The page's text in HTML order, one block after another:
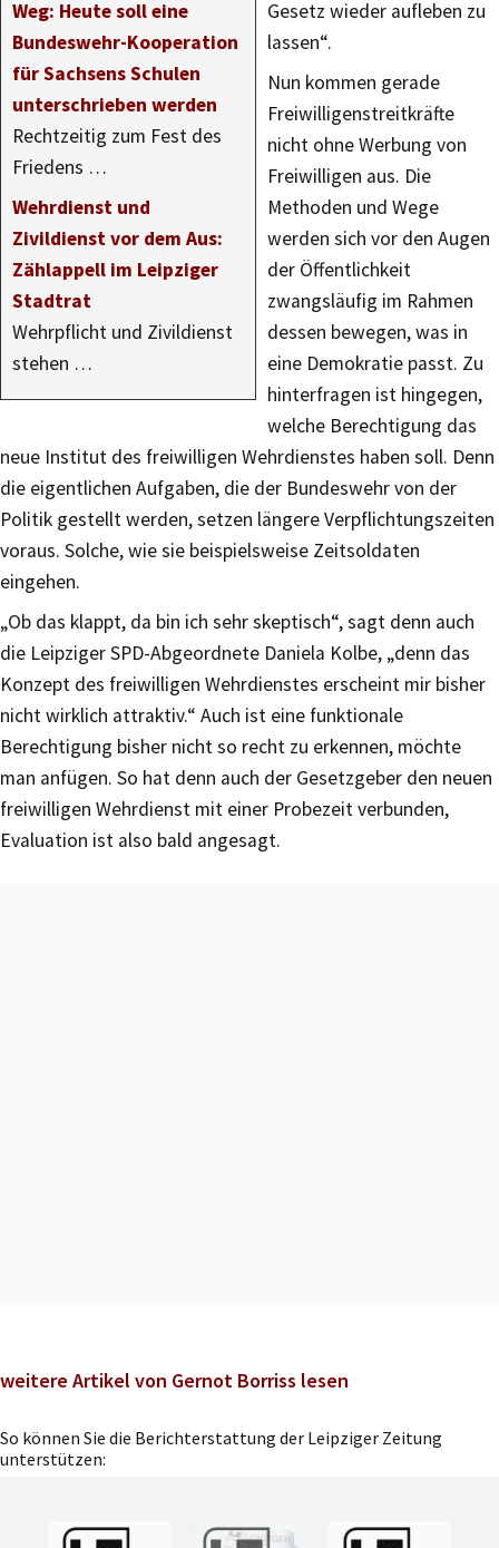
Weg: Heute soll eine
Bundeswehr-Kooperation
für Sachsens Schulen
unterschrieben werden
Rechtzeitig zum Fest des
Friedens …
Wehrdienst und
Zivildienst vor dem Aus:
Zählappell im Leipziger
Stadtrat
Wehrpflicht und Zivildienst
stehen …
Gesetz wieder aufleben zu
lassen“.
Nun kommen gerade
Freiwilligenstreitkräfte
nicht ohne Werbung von
Freiwilligen aus. Die
Methoden und Wege
werden sich vor den Augen
der Öffentlichkeit
zwangsläufig im Rahmen
dessen bewegen, was in
eine Demokratie passt. Zu
hinterfragen ist hingegen,
welche Berechtigung das
neue Institut des freiwilligen Wehrdienstes haben soll. Denn
die eigentlichen Aufgaben, die der Bundeswehr von der
Politik gestellt werden, setzen längere Verpflichtungszeiten
voraus. Solche, wie sie beispielsweise Zeitsoldaten
eingehen.
„Ob das klappt, da bin ich sehr skeptisch“, sagt denn auch
die Leipziger SPD-Abgeordnete Daniela Kolbe, „denn das
Konzept des freiwilligen Wehrdienstes erscheint mir bisher
nicht wirklich attraktiv.“ Auch ist eine funktionale
Berechtigung bisher nicht so recht zu erkennen, möchte
man anfügen. So hat denn auch der Gesetzgeber den neuen
freiwilligen Wehrdienst mit einer Probezeit verbunden,
Evaluation ist also bald angesagt.
weitere Artikel von Gernot Borriss lesen
So können Sie die Berichterstattung der Leipziger Zeitung
unterstützen: